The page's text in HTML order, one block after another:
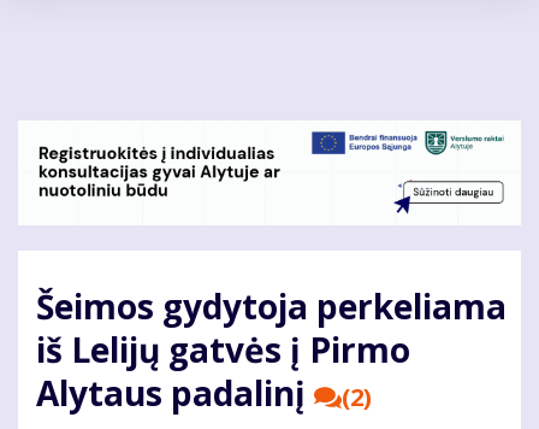
Šeimos gydytoja perkeliama
iš Lelijų gatvės į Pirmo
Alytaus padalinį
(2)